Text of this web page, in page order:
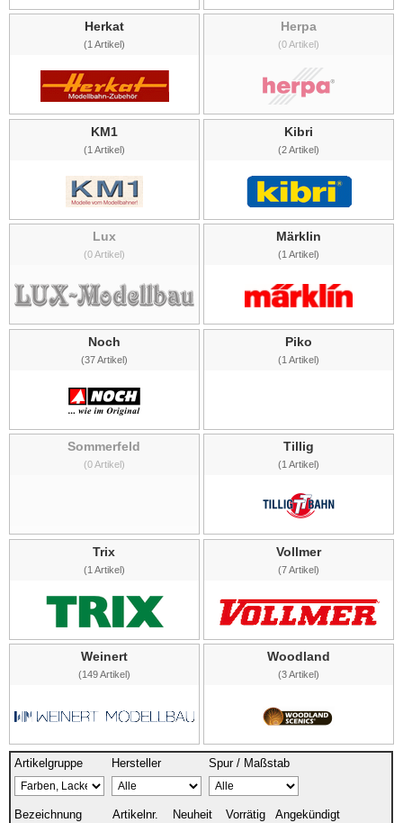
Herkat
(1 Artikel)
Herpa
(0 Artikel)
KM1
(1 Artikel)
Kibri
(2 Artikel)
Lux
(0 Artikel)
Märklin
(1 Artikel)
Noch
(37 Artikel)
Piko
(1 Artikel)
Sommerfeld
(0 Artikel)
Tillig
(1 Artikel)
Trix
(1 Artikel)
Vollmer
(7 Artikel)
Weinert
(149 Artikel)
Woodland
(3 Artikel)
Artikelgruppe Hersteller Spur / Maßstab
Bezeichnung Artikelnr. Neuheit Vorrätig Angekündigt